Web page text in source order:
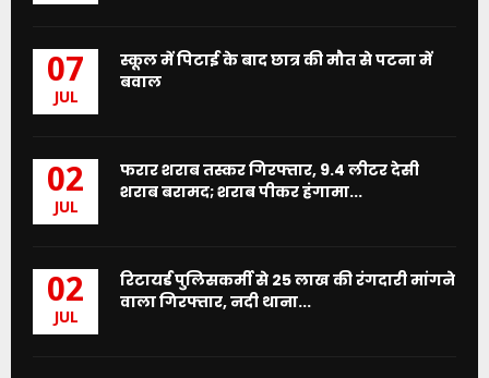
07
JUL
स्कूल में पिटाई के बाद छात्र की मौत से पटना में
बवाल
02
JUL
फरार शराब तस्कर गिरफ्तार, 9.4 लीटर देसी
शराब बरामद; शराब पीकर हंगामा...
02
JUL
रिटायर्ड पुलिसकर्मी से 25 लाख की रंगदारी मांगने
वाला गिरफ्तार, नदी थाना...